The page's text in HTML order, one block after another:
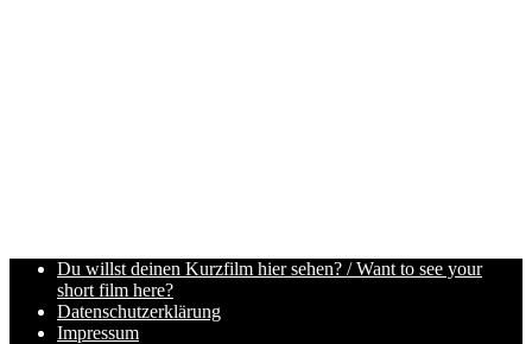
Du willst deinen Kurzfilm hier sehen? / Want to see your
short film here?
Datenschutzerklärung
Impressum